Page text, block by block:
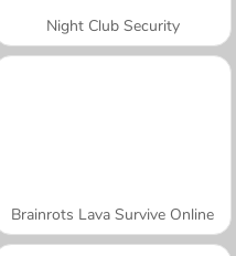
Night Club Security
Brainrots Lava Survive Online